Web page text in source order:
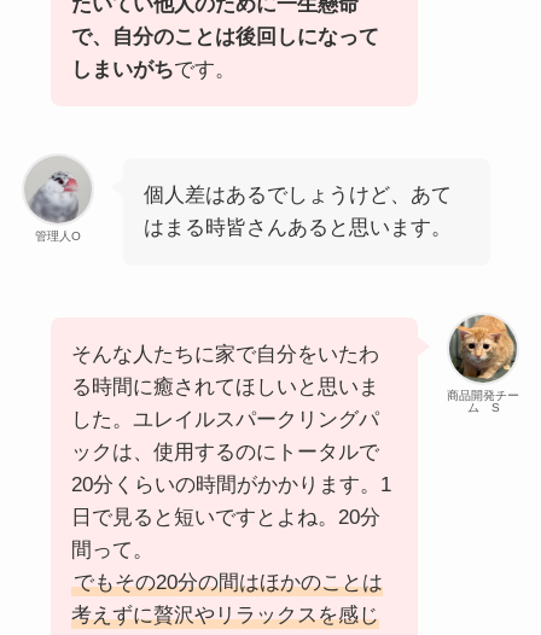
で、自分のことは後回しになって
しまいがちです。
管理人O
個人差はあるでしょうけど、あて
はまる時皆さんあると思います。
商品開発チー
ム S
そんな人たちに家で自分をいたわ
る時間に癒されてほしいと思いま
した。ユレイルスパークリングパ
ックは、使用するのにトータルで
20分くらいの時間がかかります。1
日で見ると短いですとよね。20分
間って。
でもその20分の間はほかのことは
考えずに贅沢やリラックスを感じ